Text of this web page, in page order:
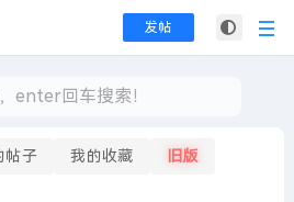
发帖
帖子 我的收藏 旧版